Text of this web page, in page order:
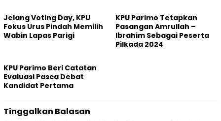
Jelang Voting Day, KPU
Fokus Urus Pindah Memilih
Wabin Lapas Parigi
KPU Parimo Tetapkan
Pasangan Amrullah –
Ibrahim Sebagai Peserta
Pilkada 2024
KPU Parimo Beri Catatan
Evaluasi Pasca Debat
Kandidat Pertama
Tinggalkan Balasan